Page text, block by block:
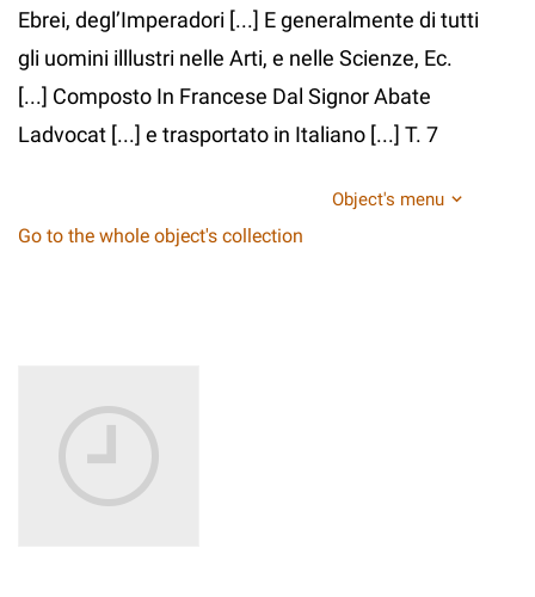
Ebrei, degl’Imperadori [...] E generalmente di tutti
gli uomini illlustri nelle Arti, e nelle Scienze, Ec.
[...] Composto In Francese Dal Signor Abate
Ladvocat [...] e trasportato in Italiano [...] T. 7
Object's menu
Go to the whole object's collection